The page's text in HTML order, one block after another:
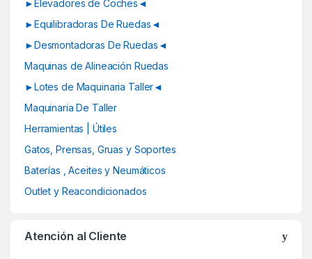
►Elevadores de Coches◄
►Equilibradoras De Ruedas◄
►Desmontadoras De Ruedas◄
Maquinas de Alineación Ruedas
►Lotes de Maquinaria Taller◄
Maquinaria De Taller
Herramientas | Útiles
Gatos, Prensas, Gruas y Soportes
Baterías , Aceites y Neumáticos
Outlet y Reacondicionados
Atención al Cliente